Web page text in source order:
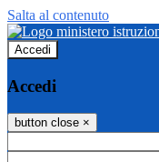
Salta al contenuto
Accedi
Accedi
button close ×